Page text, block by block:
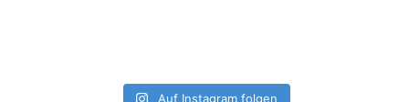
Auf Instagram folgen